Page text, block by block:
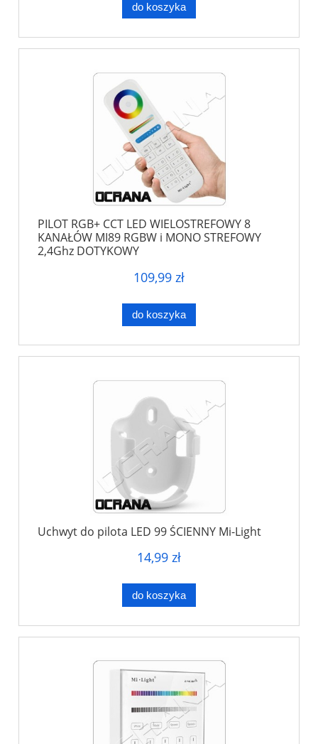
do koszyka
PILOT RGB+ CCT LED WIELOSTREFOWY 8
KANAŁÓW MI89 RGBW i MONO STREFOWY
2,4Ghz DOTYKOWY
109,99 zł
do koszyka
Uchwyt do pilota LED 99 ŚCIENNY Mi-Light
14,99 zł
do koszyka